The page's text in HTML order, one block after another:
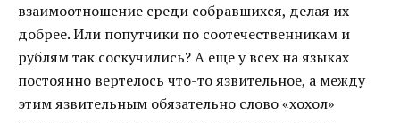
взаимоотношение среди собравшихся, делая их
добрее. Или попутчики по соотечественникам и
рублям так соскучились? А еще у всех на языках
постоянно вертелось что-то язвительное, а между
этим язвительным обязательно слово «хохол»